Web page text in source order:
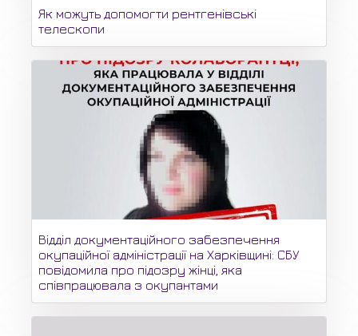
Як можуть допомогти рентгенівські
телескопи
Відділ документаційного забезпечення
окупаційної адміністрації на Харківщині: СБУ
повідомила про підозру жінці, яка
співпрацювала з окупантами